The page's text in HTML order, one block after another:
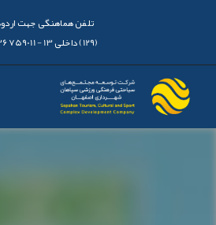
تلفن هماهنگی جهت اردوها :